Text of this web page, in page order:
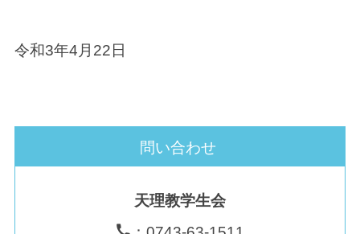
令和3年4月22日
問い合わせ
天理教学生会